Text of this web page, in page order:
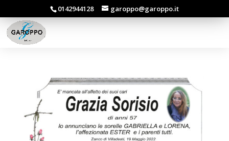
0142944128 garoppo@garoppo.it